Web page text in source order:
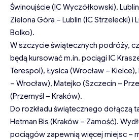
Świnoujście (IC Wyczółkowski),
Zielona Góra – Lublin (IC Strzelecki) i
Bolko).
W szczycie świątecznych podróży,
będą kursować m.in. pociągi IC
Terespol), Łysica (Wrocław –
– Wrocław), Matejko (Szczecin –
(Przemyśl – Kraków).
Do rozkładu świątecznego dołączą
Hetman Bis (Kraków – Zamość).
pociągów zapewnią więcej miejsc –